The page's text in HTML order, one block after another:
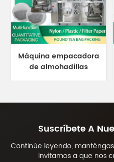
Máquina empacadora
de almohadillas
Suscríbete A
Continúe leyendo,
invitamos a que nos